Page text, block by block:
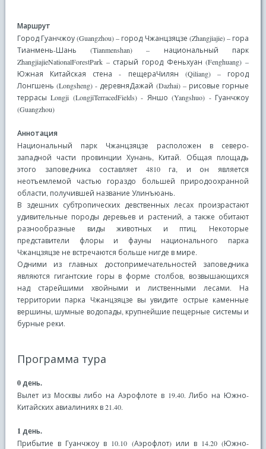
Маршрут
Город Гуанчжоу (Guangzhou) – город Чжанцзяцзе (Zhangjiajie) – гора
Тианмень-Шань (Tianmenshan) – национальный парк
ZhangjiajieNationalForestPark – старый город Феньхуан (Fenghuang) –
Южная Китайская стена - пещераЧилян (Qiliang) – город
Лонгшень (Longsheng) - деревняДажай (Dazhai) – рисовые горные
террасы Longji (LongjiTerracedFields) - Яншо (Yangshuo) - Гуанчжоу
(Guangzhou)
Аннотация
Национальный парк Чжанцзяцзе расположен в северо-
западной части провинции Хунань, Китай. Общая площадь
этого заповедника составляет 4810 га, и он является
неотъемлемой частью гораздо большей природоохранной
области, получившей название Улинъюань.
В здешних субтропических девственных лесах произрастают
удивительные породы деревьев и растений, а также обитают
разнообразные виды животных и птиц. Некоторые
представители флоры и фауны национального парка
Чжанцзяцзе не встречаются больше нигде в мире.
Одними из главных достопримечательностей заповедника
являются гигантские горы в форме столбов, возвышающихся
над старейшими хвойными и лиственными лесами. На
территории парка Чжанцзяцзе вы увидите острые каменные
вершины, шумные водопады, крупнейшие пещерные системы и
бурные реки.
Программа тура
0 день.
Вылет из Москвы либо на Аэрофлоте в 19.40. Либо на Южно-
Китайских авиалиниях в 21.40.
1 день.
Прибытие в Гуанчжоу в 10.10 (Аэрофлот) или в 14.20 (Южно-